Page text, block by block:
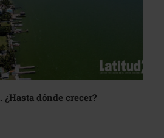
dónde crecer?